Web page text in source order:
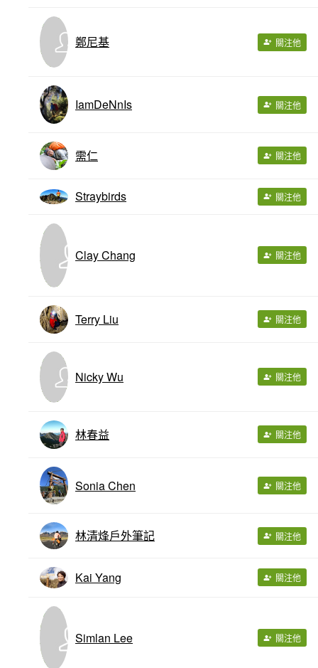
鄭尼基 關注他
IamDeNnIs 關注他
需仁 關注他
Straybirds 關注他
Clay Chang 關注他
Terry Liu 關注他
Nicky Wu 關注他
林春益 關注他
Sonia Chen 關注他
林清烽戶外筆記 關注他
Kai Yang 關注他
Simlan Lee 關注他